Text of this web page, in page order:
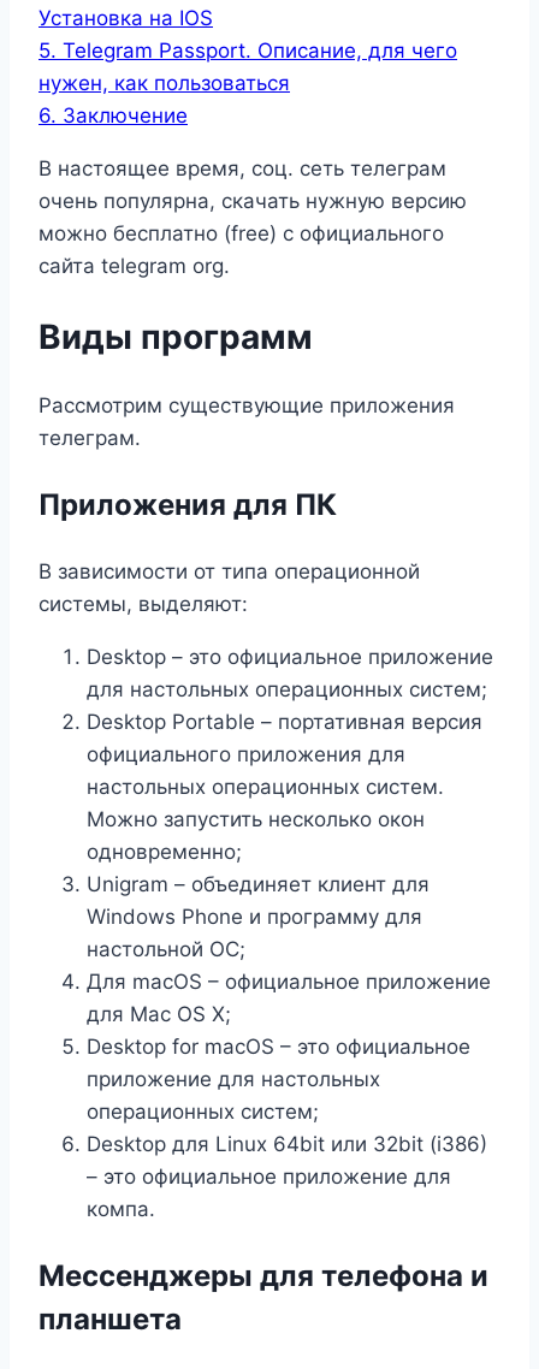
Установка на IOS
5. Telegram Passport. Описание, для чего
нужен, как пользоваться
6. Заключение
В настоящее время, соц. сеть телеграм
очень популярна, скачать нужную версию
можно бесплатно (free) с официального
сайта telegram org.
Виды программ
Рассмотрим существующие приложения
телеграм.
Приложения для ПК
В зависимости от типа операционной
системы, выделяют:
Desktop – это официальное приложение
для настольных операционных систем;
Desktop Portable – портативная версия
официального приложения для
настольных операционных систем.
Можно запустить несколько окон
одновременно;
Unigram – объединяет клиент для
Windows Phone и программу для
настольной ОС;
Для macOS – официальное приложение
для Mac OS X;
Desktop for macOS – это официальное
приложение для настольных
операционных систем;
Desktop для Linux 64bit или 32bit (i386)
– это официальное приложение для
компа.
Мессенджеры для телефона и
планшета